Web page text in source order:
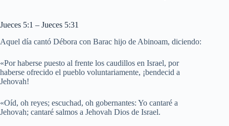
Jueces 5:1 – Jueces 5:31
Aquel día cantó Débora con Barac hijo de Abinoam, diciendo:
«Por haberse puesto al frente los caudillos en Israel, por
haberse ofrecido el pueblo voluntariamente, ¡bendecid a
Jehovah!
«Oíd, oh reyes; escuchad, oh gobernantes: Yo cantaré a
Jehovah; cantaré salmos a Jehovah Dios de Israel.